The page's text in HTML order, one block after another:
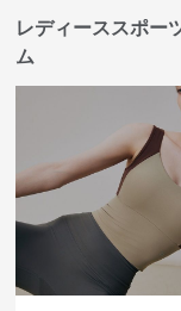
レディーススポー
ム